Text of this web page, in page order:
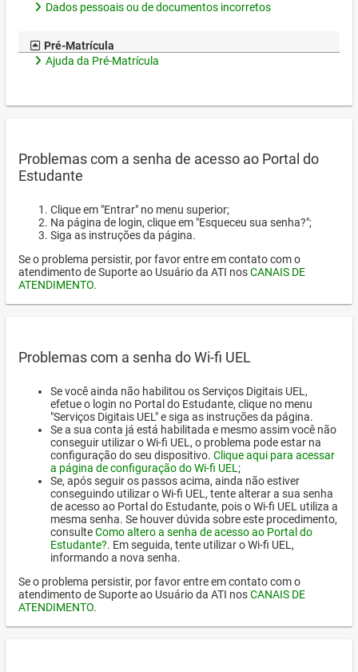
Dados pessoais ou de documentos incorretos
Pré-Matrícula
Ajuda da Pré-Matrícula
Problemas com a senha de acesso ao Portal do
Estudante
Clique em "Entrar" no menu superior;
Na página de login, clique em "Esqueceu sua senha?";
Siga as instruções da página.
Se o problema persistir, por favor entre em contato com o
atendimento de Suporte ao Usuário da ATI nosCANAIS DE
ATENDIMENTO.
Problemas com a senha do Wi-fi UEL
Se você ainda não habilitou os Serviços Digitais UEL,
efetue o login no Portal do Estudante, clique no menu
"Serviços Digitais UEL" e siga as instruções da página.
Se a sua conta já está habilitada e mesmo assim você não
conseguir utilizar o Wi-fi UEL, o problema pode estar na
configuração do seu dispositivo. Clique aqui para acessar
a página de configuração do Wi-fi UEL ;
Se, após seguir os passos acima, ainda não estiver
conseguindo utilizar o Wi-fi UEL, tente alterar a sua senha
de acesso ao Portal do Estudante, pois o Wi-fi UEL utiliza a
mesma senha. Se houver dúvida sobre este procedimento,
consulteComo altero a senha de acesso ao Portal do
Estudante?. Em seguida, tente utilizar o Wi-fi UEL,
informando a nova senha.
Se o problema persistir, por favor entre em contato com o
atendimento de Suporte ao Usuário da ATI nosCANAIS DE
ATENDIMENTO.